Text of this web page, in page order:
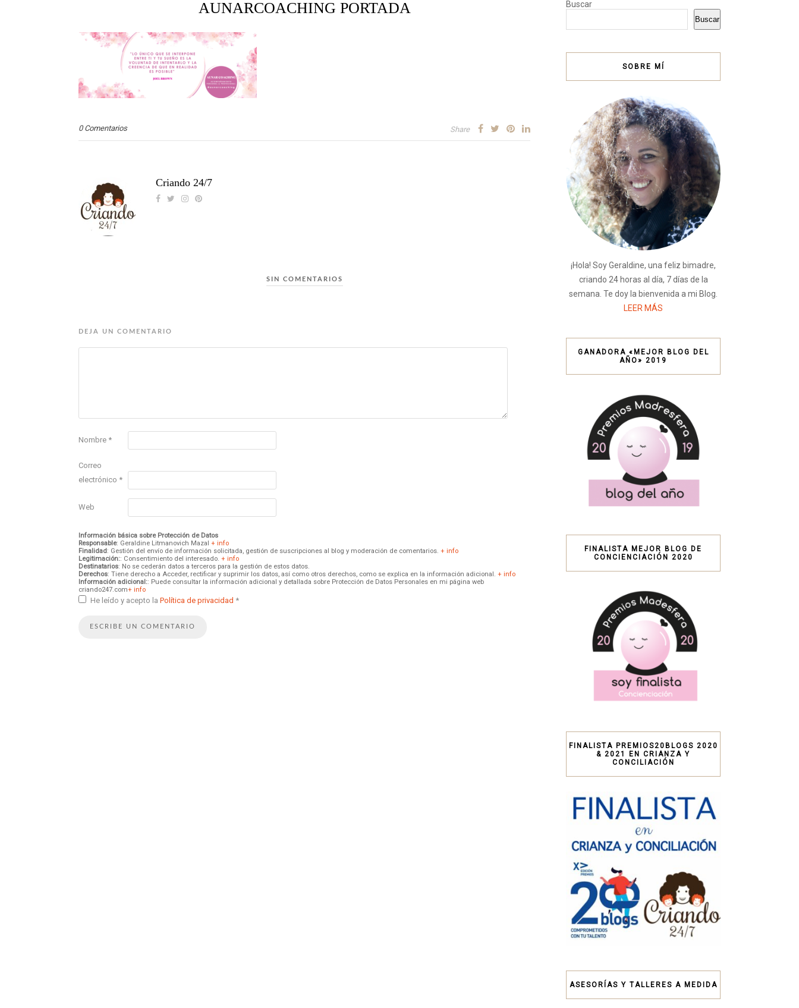
AUNARCOACHING PORTADA
0 Comentarios Share
Criando 24/7
SIN COMENTARIOS
DEJA UN COMENTARIO
Nombre *
Correo
electrónico *
Web
Información básica sobre Protección de Datos
Responsable: Geraldine Litmanovich Mazal + info
Finalidad: Gestión del envío de información solicitada, gestión de suscripciones al blog y moderación de comentarios. + info
Legitimación:: Consentimiento del interesado. + info
Destinatarios: No se cederán datos a terceros para la gestión de estos datos.
Derechos: Tiene derecho a Acceder, rectificar y suprimir los datos, así como otros derechos, como se explica en la información adicional. + info
Información adicional:: Puede consultar la información adicional y detallada sobre Protección de Datos Personales en mi página web
criando247.com+ info
He leído y acepto la Política de privacidad *
Buscar
Buscar
SOBRE MÍ
¡Hola! Soy Geraldine, una feliz bimadre,
criando 24 horas al día, 7 días de la
semana. Te doy la bienvenida a mi Blog.
LEER MÁS
GANADORA «MEJOR BLOG DEL
AÑO» 2019
FINALISTA MEJOR BLOG DE
CONCIENCIACIÓN 2020
FINALISTA PREMIOS20BLOGS 2020
& 2021 EN CRIANZA Y
CONCILIACIÓN
ASESORÍAS Y TALLERES A MEDIDA